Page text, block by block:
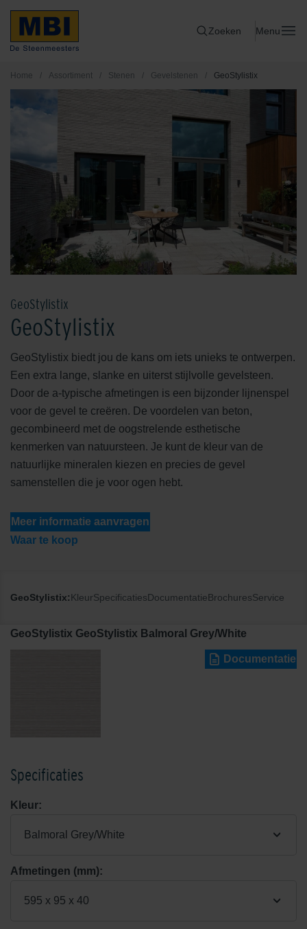
Zoeken Menu
Home / Assortiment / Stenen / Gevelstenen / GeoStylistix
GeoStylistix
GeoStylistix
GeoStylistix biedt jou de kans om iets unieks te ontwerpen.
Een extra lange, slanke en uiterst stijlvolle gevelsteen.
Door de a-typische afmetingen is een bijzonder lijnenspel
voor de gevel te creëren. De voordelen van beton,
gecombineerd met de oogstrelende esthetische
kenmerken van natuursteen. Je kunt de kleur van de
natuurlijke mineralen kiezen en precies de gevel
samenstellen die je voor ogen hebt.
Meer informatie aanvragen
Waar te koop
GeoStylistix:KleurSpecificatiesDocumentatieBrochuresService
GeoStylistix GeoStylistix Balmoral Grey/White
Documentatie
Specificaties
Kleur:
Balmoral Grey/White
Afmetingen (mm):
595 x 95 x 40